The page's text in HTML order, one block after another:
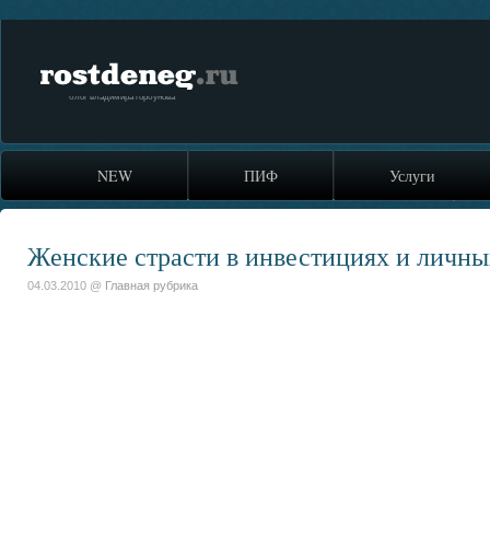
rostdeneg.ru
блог владимира горбунова
NEW ПИФ Услуги
Женские страсти в инвестициях и
04.03.2010 @ Главная рубрика